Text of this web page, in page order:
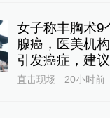
女子称丰胸术9
腺癌，医美机
引发癌症，建
直击现场 20小时前